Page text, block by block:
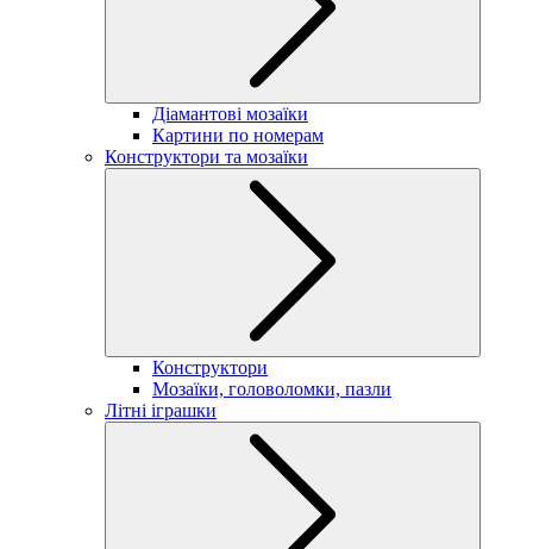
Діамантові мозаїки
Картини по номерам
Конструктори та мозаїки
Конструктори
Мозаїки, головоломки, пазли
Літні іграшки